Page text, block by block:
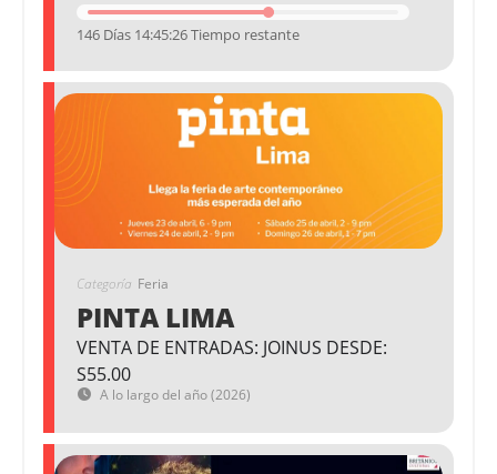
146 Días 14:45:26 Tiempo restante
Categoría Feria
PINTA LIMA
VENTA DE ENTRADAS: JOINUS DESDE:
S55.00
A lo largo del año (2026)